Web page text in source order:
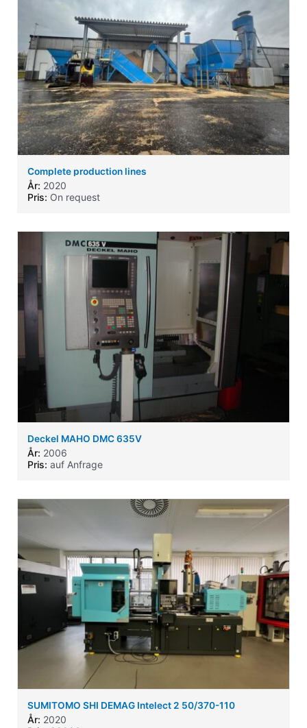
Complete production lines
År: 2020
Pris: On request
Deckel MAHO DMC 635V
År: 2006
Pris: auf Anfrage
SUMITOMO SHI DEMAG Intelect 2 50/370-110
År: 2020